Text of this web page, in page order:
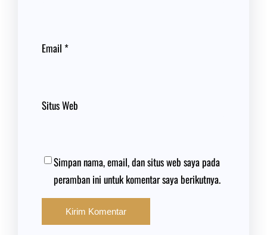
Email *
Situs Web
Simpan nama, email, dan situs web saya pada
peramban ini untuk komentar saya berikutnya.